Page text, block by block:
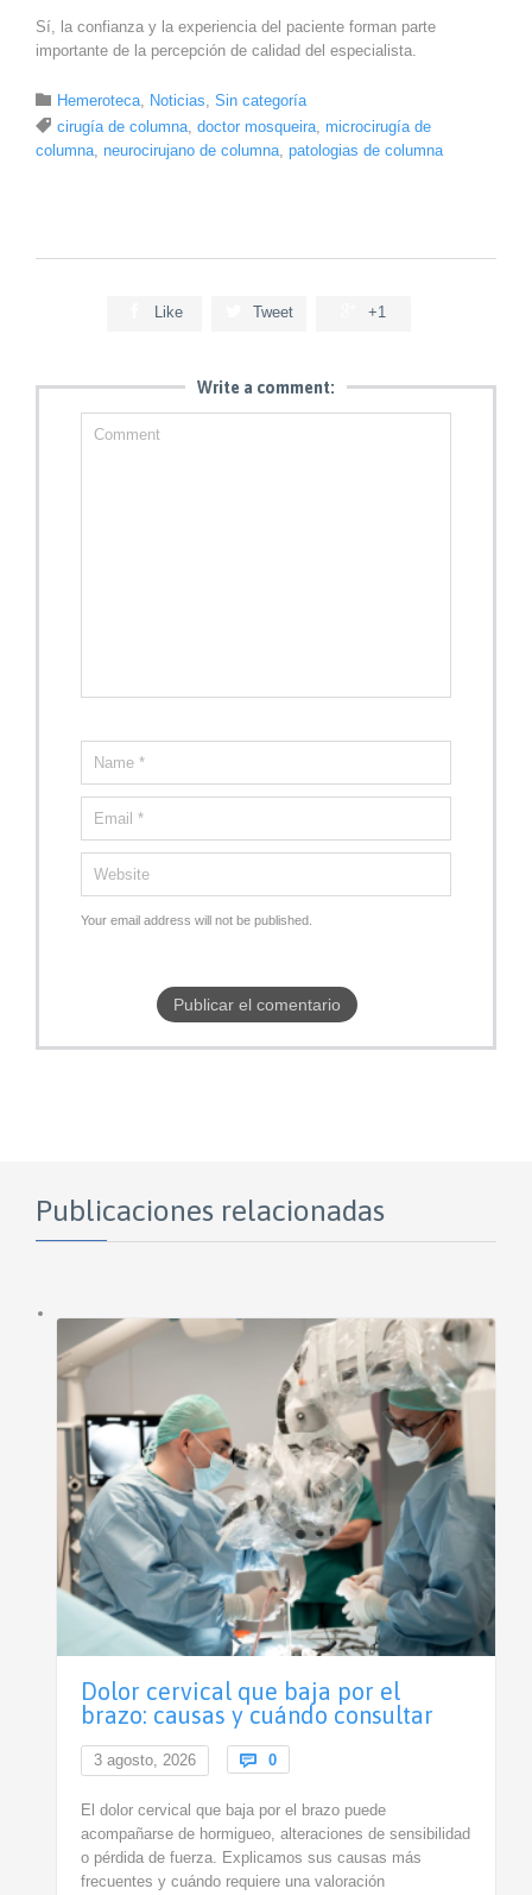
Sí, la confianza y la experiencia del paciente forman parte
importante de la percepción de calidad del especialista.
 Category
Hemeroteca, Noticias, Sin categoría
 Tags
cirugía de columna, doctor mosqueira, microcirugía de
columna, neurocirujano de columna, patologias de columna
Like Tweet +1
Write a comment:
Your email address will not be published.
Publicaciones relacionadas
Dolor cervical que baja por el
brazo: causas y cuándo consultar
3 agosto, 2026  0Comments
El dolor cervical que baja por el brazo puede
acompañarse de hormigueo, alteraciones de sensibilidad
o pérdida de fuerza. Explicamos sus causas más
frecuentes y cuándo requiere una valoración